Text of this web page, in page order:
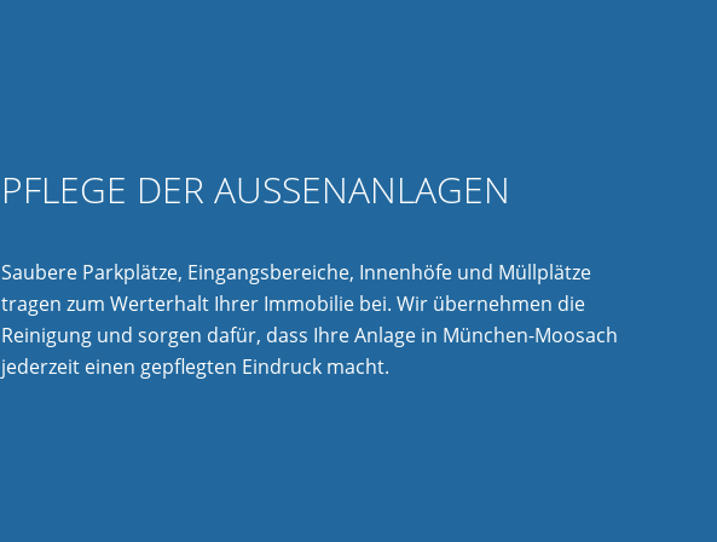
PFLEGE DER AUSSENANLAGEN
Saubere Parkplätze, Eingangsbereiche, Innenhöfe und Müllplätze
tragen zum Werterhalt Ihrer Immobilie bei. Wir übernehmen die
Reinigung und sorgen dafür, dass Ihre Anlage in München-Moosach
jederzeit einen gepflegten Eindruck macht.